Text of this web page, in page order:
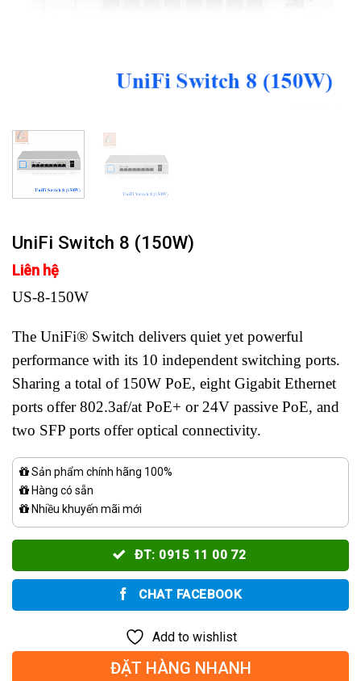
UniFi Switch 8 (150W)
Liên hệ
US-8-150W
The UniFi® Switch delivers quiet yet powerful
performance with its 10 independent switching ports.
Sharing a total of 150W PoE, eight Gigabit Ethernet
ports offer 802.3af/at PoE+ or 24V passive PoE, and
two SFP ports offer optical connectivity.
Sản phẩm chính hãng 100%
Hàng có sẵn
Nhiều khuyến mãi mới
ĐT: 0915 11 00 72
CHAT FACEBOOK
Add to wishlist
ĐẶT HÀNG NHANH